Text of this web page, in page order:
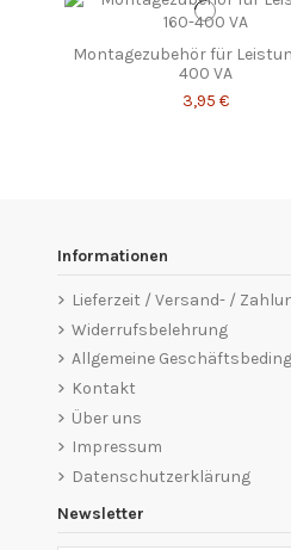
Montagezubehör für
400 VA
3,95 €
Informationen
Lieferzeit / Versand- /
Widerrufsbelehrung
Allgemeine
Kontakt
Über uns
Impressum
Datenschutzerklärung
Newsletter